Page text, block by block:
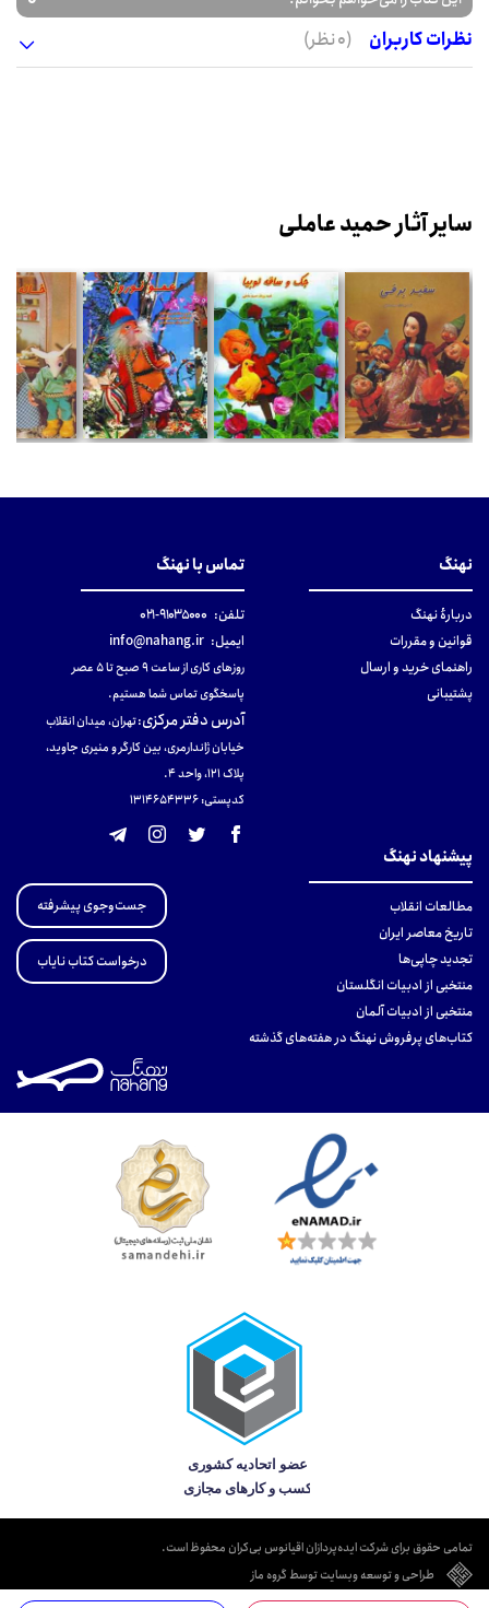
نظرات کاربران
(0 نظر)
سایر آثار حمید عاملی
نهنگ
دربارهٔ نهنگ
قوانین و مقررات
راهنمای خرید و ارسال
پشتیبانی
تماس با نهنگ
تلفن: ۹۱۰۳۵۰۰۰-۰۲۱
ایمیل: info@nahang.ir
روزهای کاری از ساعت ۹ صبح تا ۵ عصر
پاسخگوی تماس شما هستیم.
آدرس دفتر مرکزی:تهران، میدان انقلاب
خیابان ژاندارمری، بین کارگر و منیری جاوید،
پلاک 121، واحد ۴.
کدپستی: 131465433۶
پیشنهاد نهنگ
مطالعات انقلاب
تاریخ معاصر ایران
تجدید چاپی‌ها
منتخبی از ادبیات انگلستان
منتخبی از ادبیات آلمان
کتاب‌های پرفروش نهنگ در هفته‌های گذشته
جست‌وجوی پیشرفته
درخواست کتاب نایاب
تمامی حقوق برای شرکت ایده‌پردازان اقیانوس بی‌کران محفوظ است.
طراحی و توسعه وبسایت توسط گروه ماز